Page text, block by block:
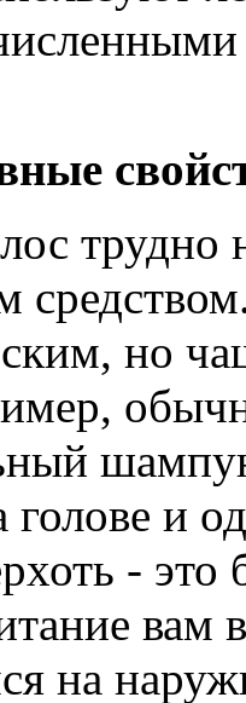
трудно
но
голове и
- это
вам
на